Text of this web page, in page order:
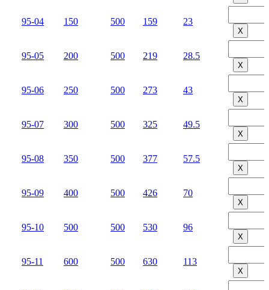
95-04 150 500 159 23
Х
95-05 200 500 219 28.5
Х
95-06 250 500 273 43
Х
95-07 300 500 325 49.5
Х
95-08 350 500 377 57.5
Х
95-09 400 500 426 70
Х
95-10 500 500 530 96
Х
95-11 600 500 630 113
Х